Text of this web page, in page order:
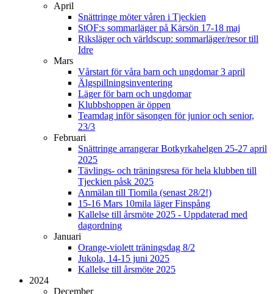
April
Snättringe möter våren i Tjeckien
StOF:s sommarläger på Kärsön 17-18 maj
Riksläger och världscup: sommarläger/resor till
Idre
Mars
Vårstart för våra barn och ungdomar 3 april
Älgspillningsinventering
Läger för barn och ungdomar
Klubbshoppen är öppen
Teamdag inför säsongen för junior och senior,
23/3
Februari
Snättringe arrangerar Botkyrkahelgen 25-27 april
2025
Tävlings- och träningsresa för hela klubben till
Tjeckien påsk 2025
Anmälan till Tiomila (senast 28/2!)
15-16 Mars 10mila läger Finspång
Kallelse till årsmöte 2025 - Uppdaterad med
dagordning
Januari
Orange-violett träningsdag 8/2
Jukola, 14-15 juni 2025
Kallelse till årsmöte 2025
2024
December